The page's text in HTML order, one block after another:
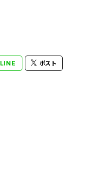
LINE ポスト